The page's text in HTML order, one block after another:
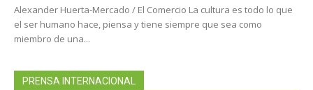
Alexander Huerta-Mercado / El Comercio La cultura es todo lo que
el ser humano hace, piensa y tiene siempre que sea como
miembro de una...
PRENSA INTERNACIONAL